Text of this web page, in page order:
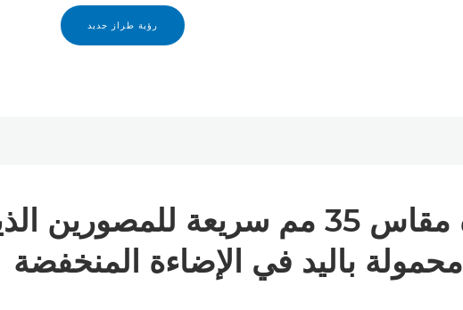
رؤية طراز جديد
عدسة تصوير ممتازة مقاس 35 مم سريعة
محمولة باليد في الإضاءة المنخفضة